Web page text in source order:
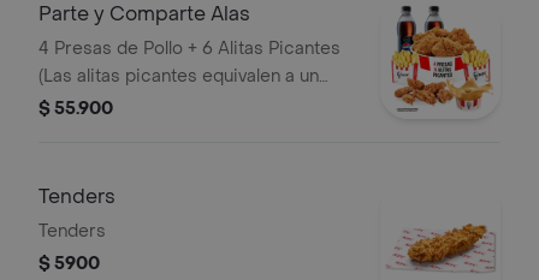
Parte y Comparte Alas
4 Presas de Pollo + 6 Alitas Picantes
(Las alitas picantes equivalen a un
trozo de ala) + 2 Papas Pequeñas + 2
$ 55.900
Tenders
Tenders
$ 5900